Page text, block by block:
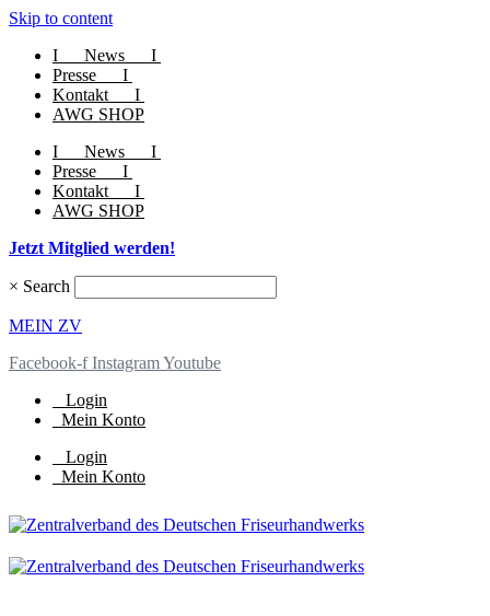
Skip to content
I News I
Presse I
Kontakt I
AWG SHOP
I News I
Presse I
Kontakt I
AWG SHOP
Jetzt Mitglied werden!
× Search
MEIN ZV
Facebook-f InstagramYoutube
Login
Mein Konto
Login
Mein Konto